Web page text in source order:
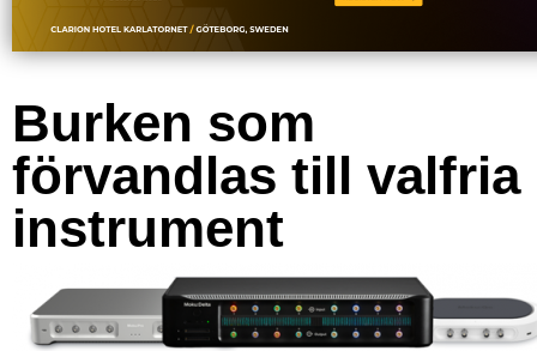
Burken som
förvandlas till valfria
instrument